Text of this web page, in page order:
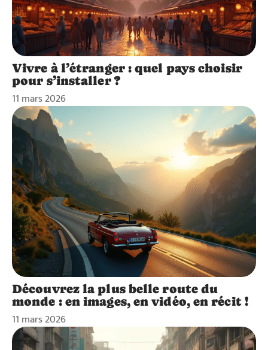
Vivre à l’étranger : quel pays choisir
pour s’installer ?
11 mars 2026
Découvrez la plus belle route du
monde : en images, en vidéo, en récit !
11 mars 2026